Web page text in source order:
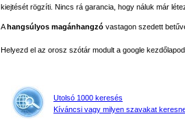
kiejtését rögzíti. Nincs rá garancia, hogy náluk már
Ahangsúlyos magánhangzó vastagon szedett
Helyezd el az orosz szótár modult a google
Utolsó 1000 keresés
Kíváncsi vagy milyen szavakat